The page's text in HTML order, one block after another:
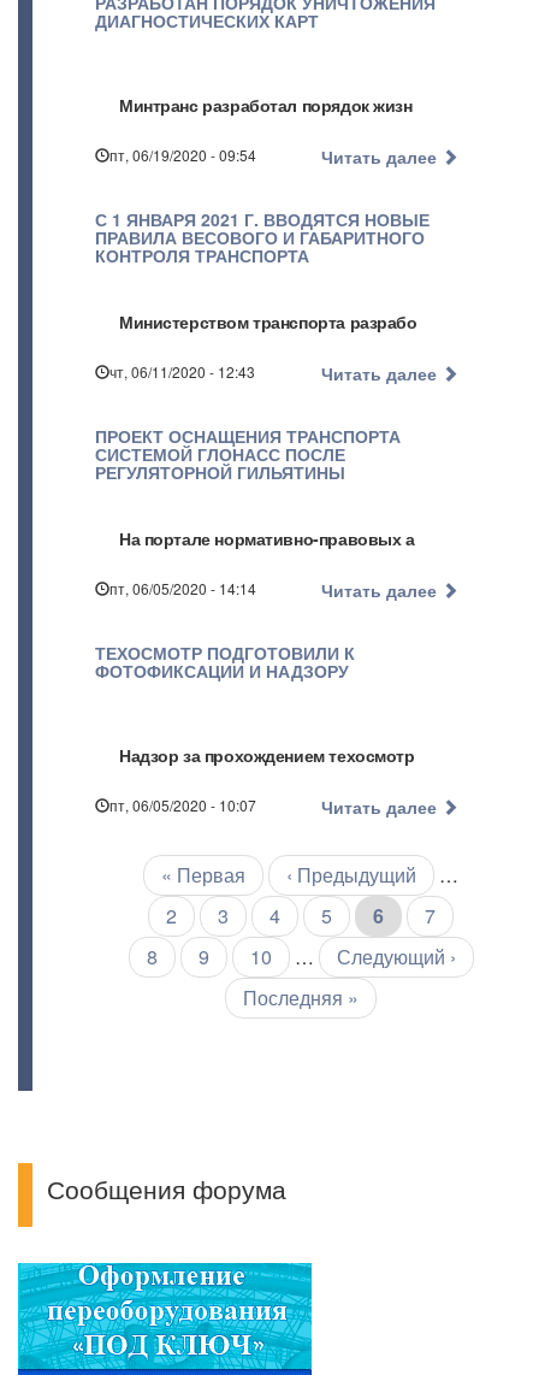
ДИАГНОСТИЧЕСКИХ КАРТ
Минтранс разработал порядок жизн
пт, 06/19/2020 - 09:54 Читать далее
С 1 ЯНВАРЯ 2021 Г. ВВОДЯТСЯ НОВЫЕ
ПРАВИЛА ВЕСОВОГО И ГАБАРИТНОГО
КОНТРОЛЯ ТРАНСПОРТА
Министерством транспорта разрабо
чт, 06/11/2020 - 12:43 Читать далее
ПРОЕКТ ОСНАЩЕНИЯ ТРАНСПОРТА
СИСТЕМОЙ ГЛОНАСС ПОСЛЕ
РЕГУЛЯТОРНОЙ ГИЛЬЯТИНЫ
На портале нормативно-правовых а
пт, 06/05/2020 - 14:14 Читать далее
ТЕХОСМОТР ПОДГОТОВИЛИ К
ФОТОФИКСАЦИИ И НАДЗОРУ
Надзор за прохождением техосмотр
пт, 06/05/2020 - 10:07 Читать далее
Нумерация
страниц
Первая
страница
« Первая ←
‹ Предыдущий
…
Страница
2 Страница
3 Страница
4 Страница
5
Текущая
страница
6 Страница
7
Страница
8 Страница
9 Страница
10 …
Следующая
страница
Следующий ›
Последняя
страница
Последняя »
Сообщения форума